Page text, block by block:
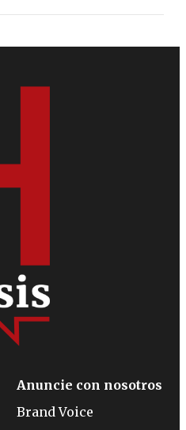
Anuncie con nosotros
Brand Voice